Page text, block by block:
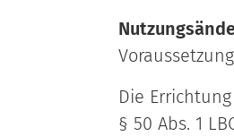
Die
§ 50 Abs. 1